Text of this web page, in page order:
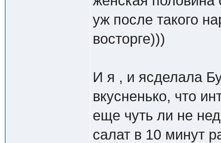
уж после такого
восторге)))
И я , и ясделала
вкусненько, что
еще чуть ли не
салат в 10 минут